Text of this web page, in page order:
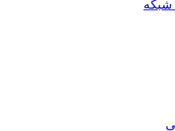
شبکه